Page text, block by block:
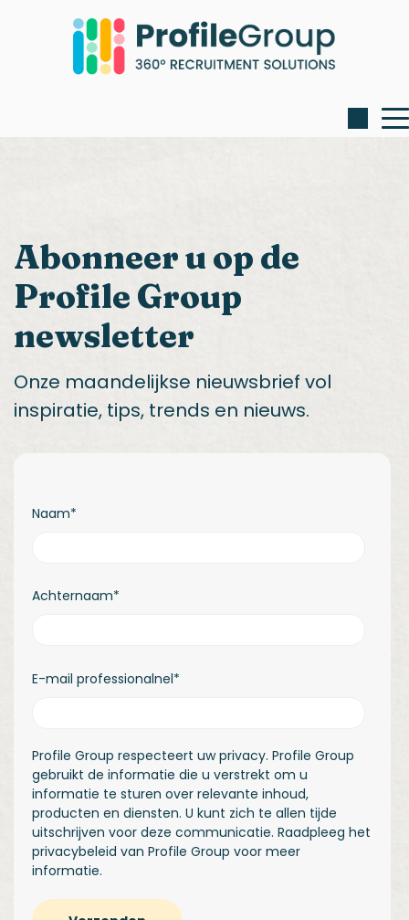
Abonneer u op de
Profile Group
newsletter
Onze maandelijkse nieuwsbrief vol
inspiratie, tips, trends en nieuws.
Naam*
Achternaam*
E-mail professionalnel*
Profile Group respecteert uw privacy. Profile Group
gebruikt de informatie die u verstrekt om u
informatie te sturen over relevante inhoud,
producten en diensten. U kunt zich te allen tijde
uitschrijven voor deze communicatie. Raadpleeg het
privacybeleid van Profile Group voor meer
informatie.